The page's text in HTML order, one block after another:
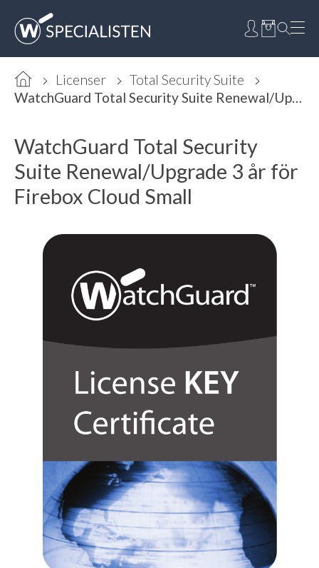
Licenser
Total Security Suite
WatchGuard Total Security Suite Renewal/Upgrade 3 år för Firebox Cloud Small
WatchGuard Total Security
Suite Renewal/Upgrade 3 år för
Firebox Cloud Small